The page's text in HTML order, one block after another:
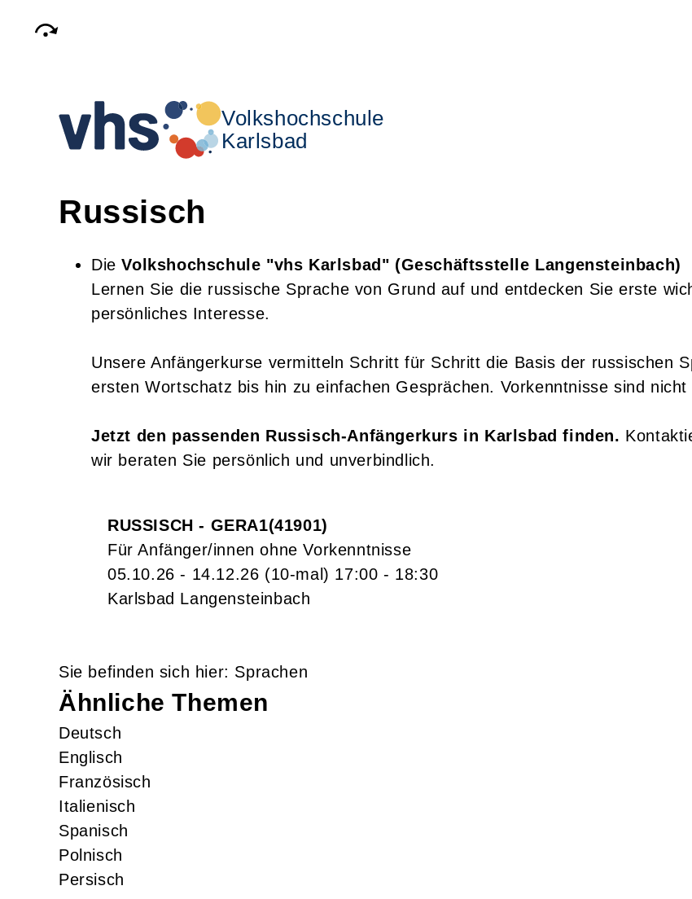
Volkshochschule
Karlsbad
Russisch
DieVolkshochschule "vhs Karlsbad" (Geschäftsstelle Langensteinbach)
Lernen Sie die russische Sprache von Grund auf und entdecken Sie erste
persönliches Interesse.
Unsere Anfängerkurse vermitteln Schritt für Schritt die Basis der russischen
ersten Wortschatz bis hin zu einfachen Gesprächen. Vorkenntnisse sind nicht
Jetzt den passenden Russisch-Anfängerkurs in Karlsbad finden.
wir beraten Sie persönlich und unverbindlich.
RUSSISCH - GERA1 41901
Für Anfänger/innen ohne Vorkenntnisse
05.10.26 - 14.12.26 (10-mal) 17:00 - 18:30
Karlsbad Langensteinbach
Sprachen
Ähnliche Themen
Deutsch
Englisch
Französisch
Italienisch
Spanisch
Polnisch
Persisch